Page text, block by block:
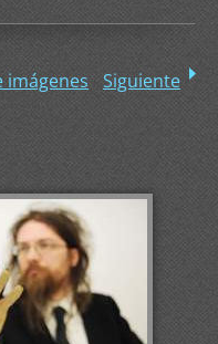
imágenes Siguiente